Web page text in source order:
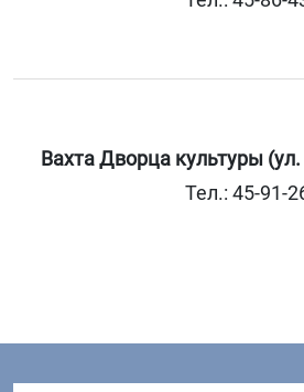
Вахта Дворца культуры
Тел.: 45-91-